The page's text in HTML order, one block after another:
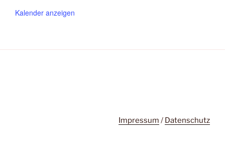
Kalender anzeigen
Impressum / Datenschutz